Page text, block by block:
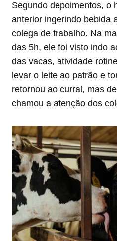
Segundo depoimentos, o
anterior ingerindo bebida
colega de trabalho. Na
das 5h, ele foi visto indo
das vacas, atividade
levar o leite ao patrão e
retornou ao curral, mas
chamou a atenção dos